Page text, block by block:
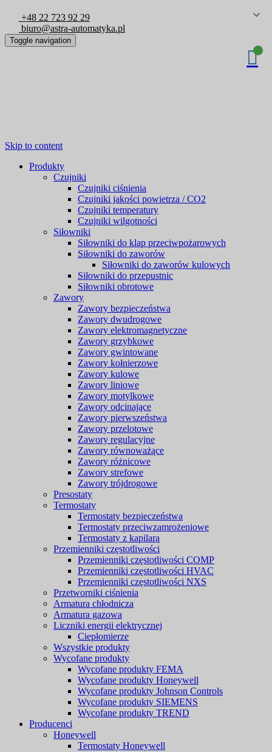
+48 22 723 92 29
biuro@astra-automatyka.pl
Toggle navigation
Skip to content
Produkty
Czujniki
Czujniki ciśnienia
Czujniki jakości powietrza / CO2
Czujniki temperatury
Czujniki wilgotności
Siłowniki
Siłowniki do klap przeciwpożarowych
Siłowniki do zaworów
Siłowniki do zaworów kulowych
Siłowniki do przepustnic
Siłowniki obrotowe
Zawory
Zawory bezpieczeństwa
Zawory dwudrogowe
Zawory elektromagnetyczne
Zawory grzybkowe
Zawory gwintowane
Zawory kołnierzowe
Zawory kulowe
Zawory liniowe
Zawory motylkowe
Zawory odcinające
Zawory pierwszeństwa
Zawory przelotowe
Zawory regulacyjne
Zawory równoważące
Zawory różnicowe
Zawory strefowe
Zawory trójdrogowe
Presostaty
Termostaty
Termostaty bezpieczeństwa
Termostaty przeciwzamrożeniowe
Termostaty z kapilarą
Przemienniki częstotliwości
Przemienniki częstotliwości COMP
Przemienniki częstotliwości HVAC
Przemienniki częstotliwości NXS
Przetworniki ciśnienia
Armatura chłodnicza
Armatura gazowa
Liczniki energii elektrycznej
Ciepłomierze
Wszystkie produkty
Wycofane produkty
Wycofane produkty FEMA
Wycofane produkty Honeywell
Wycofane produkty Johnson Controls
Wycofane produkty SIEMENS
Wycofane produkty TREND
Producenci
Honeywell
Termostaty Honeywell